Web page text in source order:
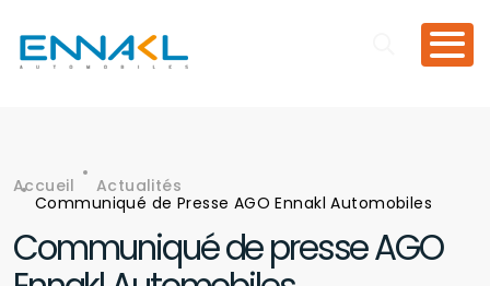
Fil d'Ariane
Accueil
Actualités
Communiqué de Presse AGO Ennakl Automobiles
Communiqué de presse AGO